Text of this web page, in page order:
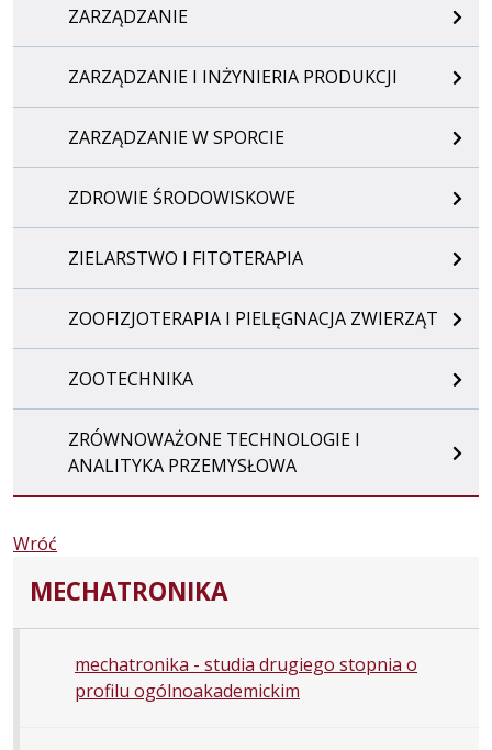
ZARZĄDZANIE
ZARZĄDZANIE I INŻYNIERIA PRODUKCJI
ZARZĄDZANIE W SPORCIE
ZDROWIE ŚRODOWISKOWE
ZIELARSTWO I FITOTERAPIA
ZOOFIZJOTERAPIA I PIELĘGNACJA ZWIERZĄT
ZOOTECHNIKA
ZRÓWNOWAŻONE TECHNOLOGIE I
ANALITYKA PRZEMYSŁOWA
Wróć
MECHATRONIKA
mechatronika - studia drugiego stopnia o
profilu ogólnoakademickim